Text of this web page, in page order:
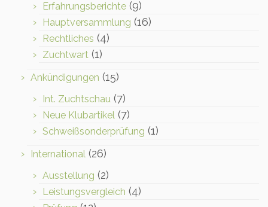
Erfahrungsberichte (9)
Hauptversammlung (16)
Rechtliches (4)
Zuchtwart (1)
Ankündigungen (15)
Int. Zuchtschau (7)
Neue Klubartikel (7)
Schweißsonderprüfung (1)
International (26)
Ausstellung (2)
Leistungsvergleich (4)